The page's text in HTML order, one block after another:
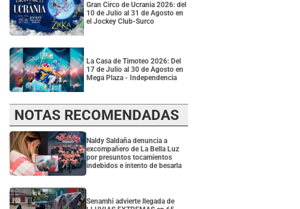
Gran Circo de Ucrania 2026: del
10 de Julio al 31 de Agosto en
el Jockey Club-Surco
La Casa de Timoteo 2026: Del
17 de Julio al 30 de Agosto en
Mega Plaza - Independencia
NOTAS RECOMENDADAS
Naldy Saldaña denuncia a
excompañero de La Bella Luz
por presuntos tocamientos
indebidos e intento de besarla
Senamhi advierte llegada de